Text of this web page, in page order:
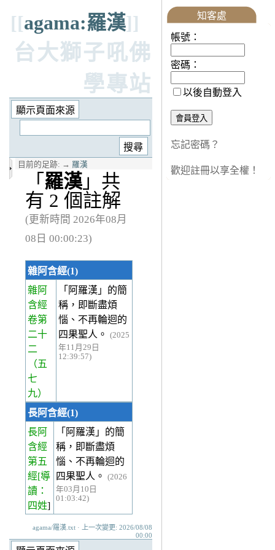
[[agama:羅漢]]
台大獅子吼佛
學專站
目前的足跡: → 羅漢
「 羅漢 」共
有 2 個註解
(更新時間 2026年08月
08日 00:00:23)
雜阿含經(1)
雜阿
含經
卷第
二十
二
（五
七
九）
「阿羅漢」的簡
稱，即斷盡煩
惱、不再輪迴的
四果聖人。
(2025
年11月29日
12:39:57)
長阿含經(1)
長阿
含經
第五
經[導
讀：
四姓]
「阿羅漢」的簡
稱，即斷盡煩
惱、不再輪迴的
四果聖人。
(2026
年03月10日
01:03:42)
agama/羅漢.txt · 上一次變更: 2026/08/08
00:00
知客處
帳號：
密碼：
以後自動登入
忘記密碼？
歡迎註冊以享全權！